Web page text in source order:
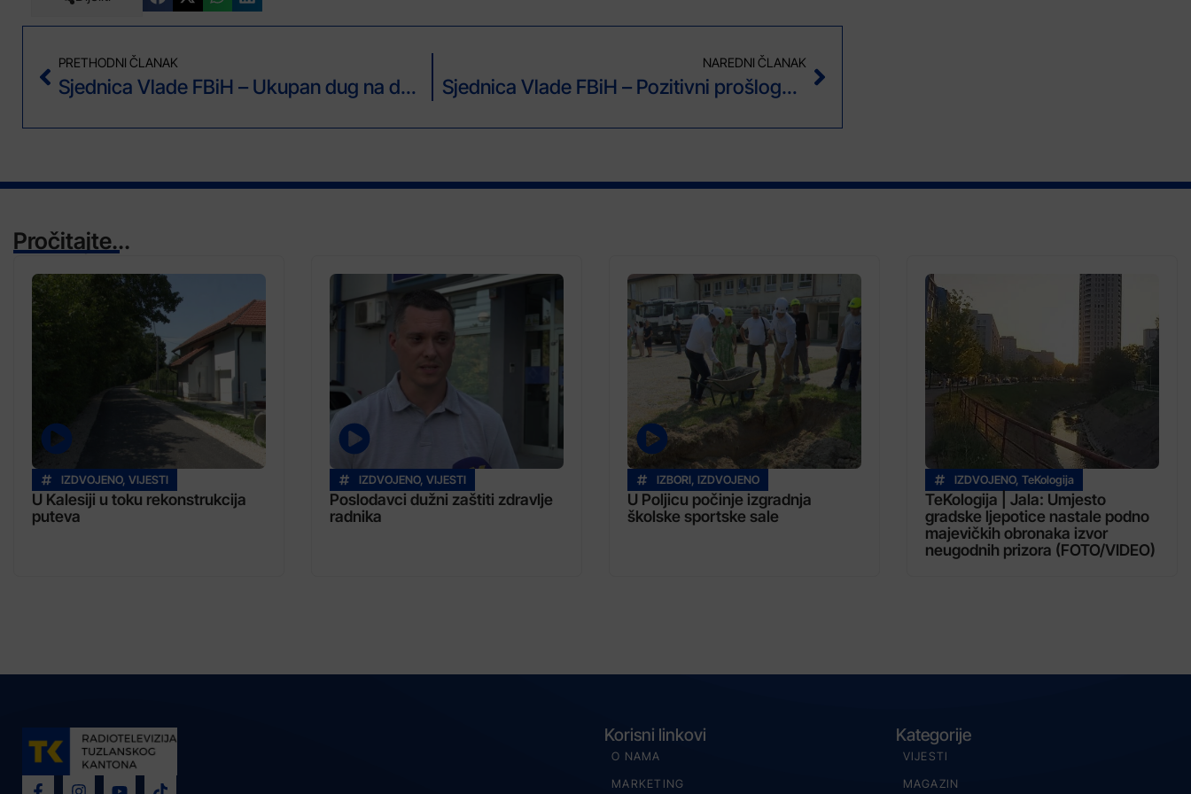
PRETHODNI ČLANAK
Sjednica Vlade FBiH – Ukupan dug na dan 31.3. 2018. iznosio 5,7 milijardi KM
NAREDNI ČLANAK
Sjednica Vlade FBiH – Pozitivni prošlogodišnji rezultati Fonda PIO
Pročitajte...
IZDVOJENO, VIJESTI
U Kalesiji u toku rekonstrukcija
puteva
IZDVOJENO, VIJESTI
Poslodavci dužni zaštiti zdravlje
radnika
IZBORI IZDVOJENO
U Poljicu počinje izgradnja
školske sportske sale
IZDVOJENO, TeKologija
TeKologija | Jala: Umjesto
gradske ljepotice nastale podno
majevičkih obronaka izvor
neugodnih prizora (FOTO/VIDEO)
Korisni linkovi
O NAMA
MARKETING
Kategorije
VIJESTI
MAGAZIN